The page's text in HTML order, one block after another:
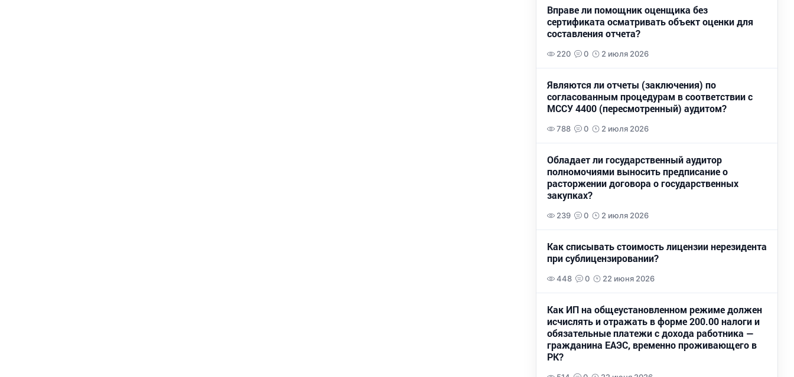
Вправе ли помощник оценщика без
сертификата осматривать объект оценки для
составления отчета?
220 0 2 июля 2026
Являются ли отчеты (заключения) по
согласованным процедурам в соответствии с
МССУ 4400 (пересмотренный) аудитом?
788 0 2 июля 2026
Обладает ли государственный аудитор
полномочиями выносить предписание о
расторжении договора о государственных
закупках?
239 0 2 июля 2026
Как списывать стоимость лицензии нерезидента
при сублицензировании?
448 0 22 июня 2026
Как ИП на общеустановленном режиме должен
исчислять и отражать в форме 200.00 налоги и
обязательные платежи с дохода работника —
гражданина ЕАЭС, временно проживающего в
РК?